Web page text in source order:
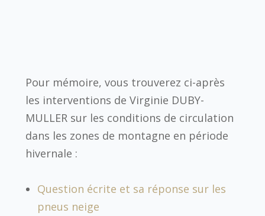
Pour mémoire, vous trouverez ci-après
les interventions de Virginie DUBY-
MULLER sur les conditions de circulation
dans les zones de montagne en période
hivernale :
Question écrite et sa réponse sur les
pneus neige